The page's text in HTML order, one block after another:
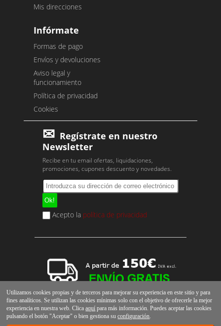
Mis direcciones
Infórmate
Formas de pago
Envíos y devoluciones
Aviso legal y
funcionamiento
Política de privacidad
Cookies
Regístrate en nuestro
Newsletter
Recibe en tu email ofertas, liquidaciones,
promociones, cupones descuento y novedades.
Acepto la política de privacidad
Utilizamos cookies propias y de terceros para mejorar su experiencia en este sitio y para
fines analíticos. Se utilizan las cookies mínimas solo con el objetivo de ofrecerle la mejor
experiencia en nuestra web. Clicaaquí para más información. Puedes aceptar las cookies
pulsando el botón "Aceptar" o bien gestiona suconfiguración.